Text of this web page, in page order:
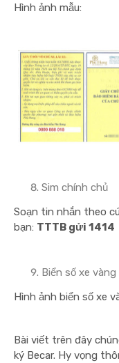
Hình ảnh mẫu:
Sim chính chủ
Soạn tin nhắn theo
bạn: TTTB gửi 1414
Biển số xe vàng
Hình ảnh biển số xe
Bài viết trên đây
ký Becar. Hy vọng